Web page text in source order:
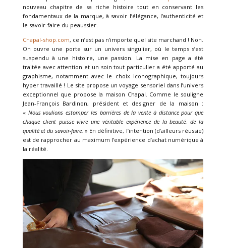
nouveau chapitre de sa riche histoire tout en conservant les
fondamentaux de la marque, à savoir l’élégance, l’authenticité et
le savoir-faire du peaussier.
Chapal-shop.com, ce n’est pas n’importe quel site marchand ! Non.
On ouvre une porte sur un univers singulier, où le temps s’est
suspendu à une histoire, une passion. La mise en page a été
traitée avec attention et un soin tout particulier a été apporté au
graphisme, notamment avec le choix iconographique, toujours
hyper travaillé ! Le site propose un voyage sensoriel dans l’univers
exceptionnel que propose la maison Chapal. Comme le souligne
Jean-François Bardinon, président et designer de la maison :
« Nous voulions estomper les barrières de la vente à distance pour que
chaque client puisse vivre une véritable expérience de la beauté, de la
qualité et du savoir-faire. » En définitive, l’intention (d’ailleurs réussie)
est de rapprocher au maximum l’expérience d’achat numérique à
la réalité.